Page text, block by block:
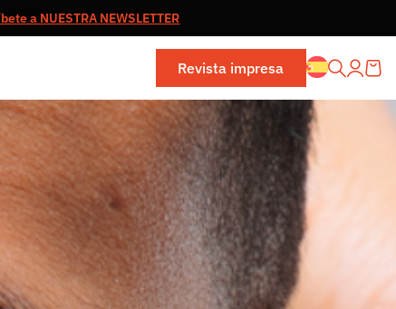
a NUESTRA NEWSLETTER
Revista impresa